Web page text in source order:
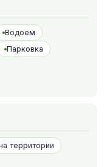
Водоем
Парковка
территории